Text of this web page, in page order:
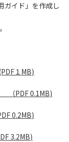
ガイド」を作成し
１MB)
（PDF 0.1MB)
0.2MB)
3.2MB)